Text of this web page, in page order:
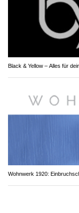
Black & Yellow – Alles für
Wohnwerk 1920: